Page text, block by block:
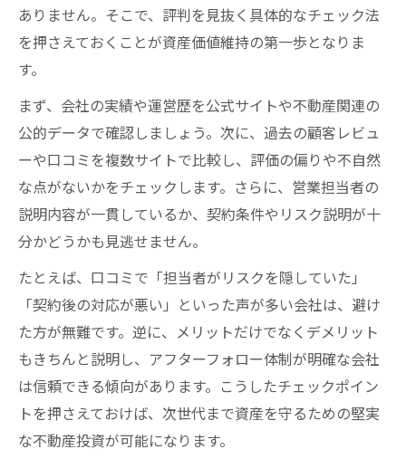
ありません。そこで、評判を見抜く具体的なチェック法
を押さえておくことが資産価値維持の第一歩となりま
す。
まず、会社の実績や運営歴を公式サイトや不動産関連の
公的データで確認しましょう。次に、過去の顧客レビュ
ーや口コミを複数サイトで比較し、評価の偏りや不自然
な点がないかをチェックします。さらに、営業担当者の
説明内容が一貫しているか、契約条件やリスク説明が十
分かどうかも見逃せません。
たとえば、口コミで「担当者がリスクを隠していた」
「契約後の対応が悪い」といった声が多い会社は、避け
た方が無難です。逆に、メリットだけでなくデメリット
もきちんと説明し、アフターフォロー体制が明確な会社
は信頼できる傾向があります。こうしたチェックポイン
トを押さえておけば、次世代まで資産を守るための堅実
な不動産投資が可能になります。